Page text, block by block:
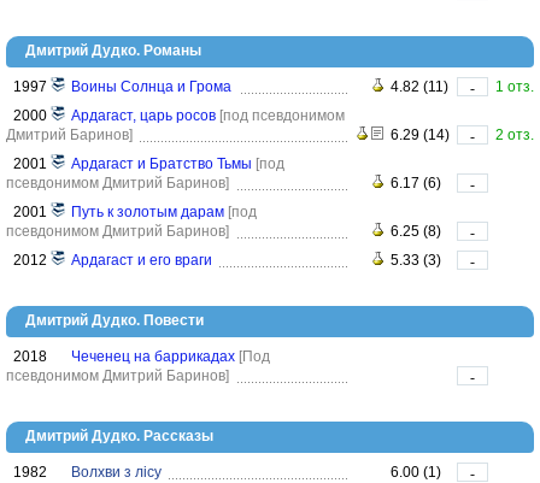
Дмитрий Дудко. Романы
1997 Воины Солнца и Грома 4.82 (11) -
1 отз.
2000
Ардагаст, царь росов [под псевдонимом
Дмитрий Баринов]
6.29 (14) -
2 отз.
2001
Ардагаст и Братство Тьмы [под
псевдонимом Дмитрий Баринов]
6.17 (6)
-
2001
Путь к золотым дарам [под
псевдонимом Дмитрий Баринов]
6.25 (8)
-
2012
Ардагаст и его враги 5.33 (3) -
Дмитрий Дудко. Повести
2018 Чеченец на баррикадах [Под
псевдонимом Дмитрий Баринов]
-
Дмитрий Дудко. Рассказы
1982 Волхви з лісу 6.00 (1)
-